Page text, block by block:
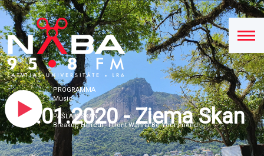
PROGRAMMA
Music
PAŠLAIK SKAN
Breakup Haircut - I Dont Wanna Be Your Friend
14.01.2020 - Ziema Skan